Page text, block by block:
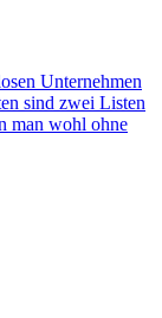
Unternehmen
sind zwei Listen
man wohl ohne